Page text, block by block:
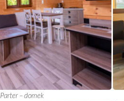
Parter – domek